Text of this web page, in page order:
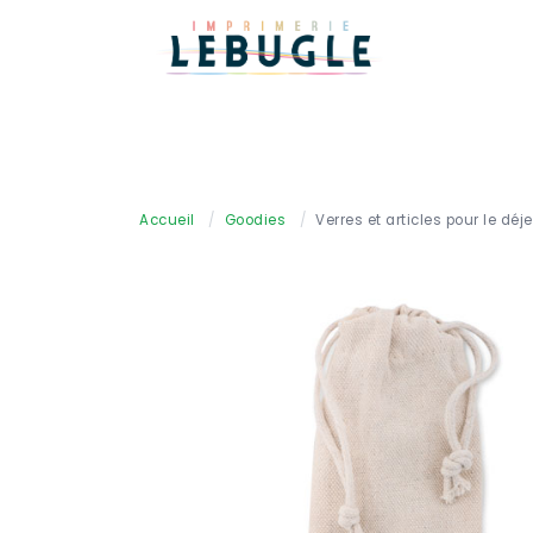
Accueil / Goodies / Verres et articles pour le